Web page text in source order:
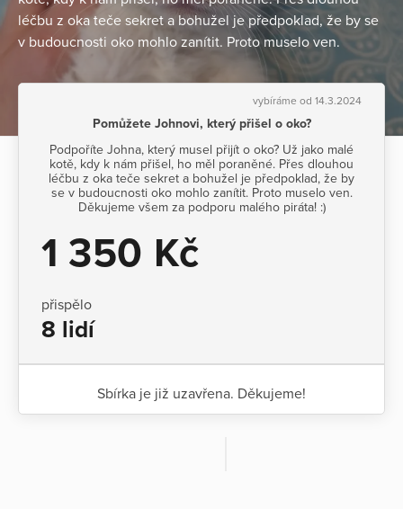
léčbu z oka teče sekret a bohužel je předpoklad, že by se
v budoucnosti oko mohlo zanítit. Proto muselo ven.
vybíráme od 14.3.2024
Pomůžete Johnovi, který přišel o oko?
Podpoříte Johna, který musel přijít o oko? Už jako malé
kotě, kdy k nám přišel, ho měl poraněné. Přes dlouhou
léčbu z oka teče sekret a bohužel je předpoklad, že by
se v budoucnosti oko mohlo zanítit. Proto muselo ven.
Děkujeme všem za podporu malého piráta! :)
1 350 Kč
přispělo
8 lidí
Sbírka je již uzavřena. Děkujeme!